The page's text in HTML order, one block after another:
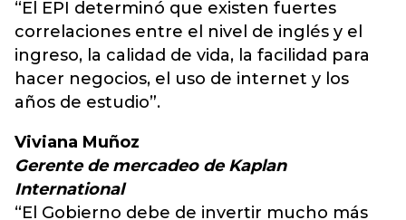
“El EPI determinó que existen fuertes
correlaciones entre el nivel de inglés y el
ingreso, la calidad de vida, la facilidad para
hacer negocios, el uso de internet y los
años de estudio”.
Viviana Muñoz
Gerente de mercadeo de Kaplan
International
“El Gobierno debe de invertir mucho más